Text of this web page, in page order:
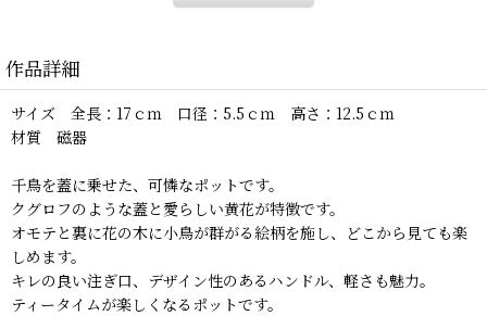
作品詳細
サイズ 全長：17ｃｍ 口径：5.5ｃｍ 高さ：12.5ｃｍ
材質 磁器
千鳥を蓋に乗せた、可憐なポットです。
クグロフのような蓋と愛らしい黄花が特徴です。
オモテと裏に花の木に小鳥が群がる絵柄を施し、どこから見ても楽
しめます。
キレの良い注ぎ口、デザイン性のあるハンドル、軽さも魅力。
ティータイムが楽しくなるポットです。